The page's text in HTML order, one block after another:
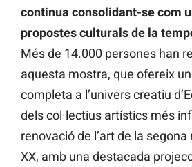
continua consolidant-se com
propostes culturals de la
Més de 14.000 persones han
aquesta mostra, que ofereix
completa a l’univers creatiu
dels col·lectius artístics més
renovació de l’art de la
XX, amb una destacada